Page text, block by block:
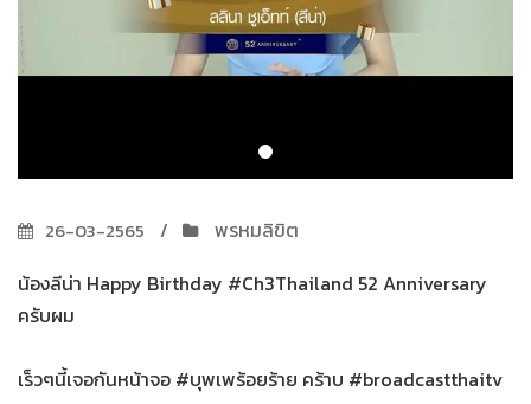
26-03-2565
พรหมลิขิต
น้องลีน่า Happy Birthday #Ch3Thailand 52 Anniversary
ครับผม
เร็วๆนี้เจอกันหน้าจอ #บุพเพร้อยร้าย คร้าบ #broadcastthaitv